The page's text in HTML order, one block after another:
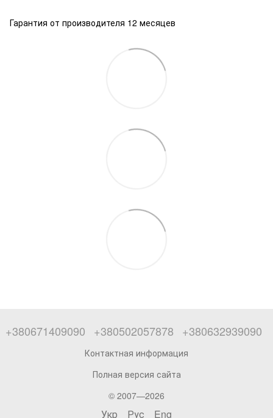
Гарантия от производителя 12 месяцев
+380671409090 +380502057878 +380632939090
Контактная информация
Полная версия сайта
© 2007—2026
Укр Рус Eng